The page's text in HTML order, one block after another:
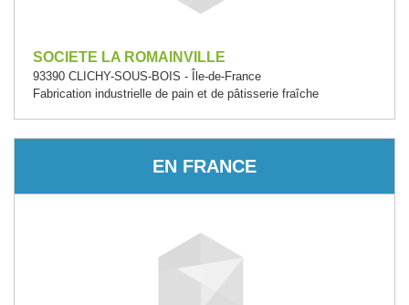
SOCIETE LA ROMAINVILLE
93390 CLICHY-SOUS-BOIS - Île-de-France
Fabrication industrielle de pain et de pâtisserie fraîche
EN FRANCE